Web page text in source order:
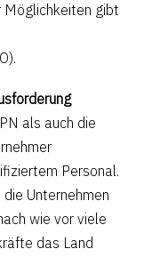
Möglichkeiten gibt
als auch die
Personal.
Unternehmen
wie vor viele
das Land